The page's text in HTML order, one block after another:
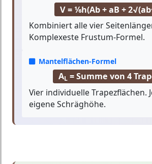
V = ⅙h(Ab + aB +
Kombiniert alle vier
Komplexeste Frustum-Formel.
Mantelflächen-Formel
AL = Summe von 4
Vier individuelle Trapezflächen.
eigene Schräghöhe.